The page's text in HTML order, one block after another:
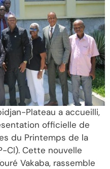
Plateau a accueilli,
officielle de
du Printemps de la
CI). Cette nouvelle
Vakaba, rassemble